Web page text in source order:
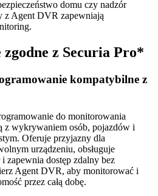
domu czy nadzór
z Agent DVR zapewniają
z Securia Pro*
kompatybilne z
do monitorowania
z wykrywaniem osób, pojazdów i
Oferuje przyjazny dla
urządzeniu, obsługuje
zapewnia dostęp zdalny bez
Agent DVR, aby monitorować i
przez całą dobę.